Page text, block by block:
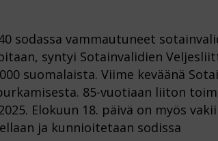
sodassa vammautuneet
syntyi Sotainvalidien
suomalaista. Viime keväänä
85-vuotiaan liiton
Elokuun 18. päivä on myös
ja kunnioitetaan sodissa